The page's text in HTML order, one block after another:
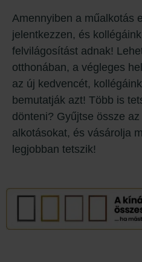
Amennyiben a műalkotás
jelentkezzen, és
felvilágosítást adnak!
otthonában, a végleges
az új kedvencét,
bemutatják azt! Több is
dönteni? Gyűjtse össze
alkotásokat, és vásárolja
legjobban tetszik!